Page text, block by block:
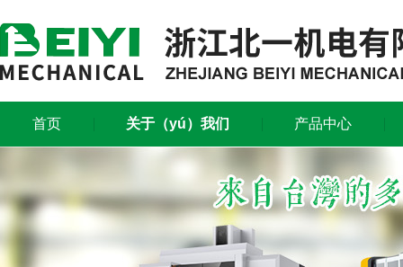
首页 关于（yú）我们 产品中心
联系我们